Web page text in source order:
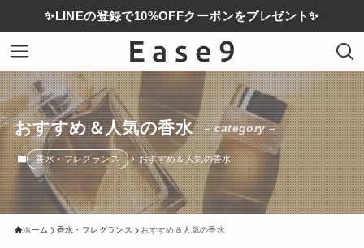
✨LINEの登録で10%OFFクーポンをプレゼント✨
おすすめ＆人気の香水 – category –
香水・フレグランス おすすめ＆人気の香水
ホーム 香水・フレグランス おすすめ＆人気の香水